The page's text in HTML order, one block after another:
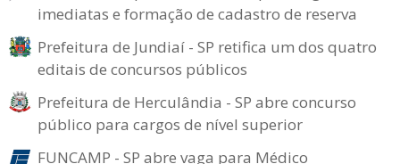
imediatas e formação de cadastro de reserva
Prefeitura de Jundiaí - SP retifica um dos quatro
editais de concursos públicos
Prefeitura de Herculândia - SP abre concurso
público para cargos de nível superior
FUNCAMP - SP abre vaga para Médico